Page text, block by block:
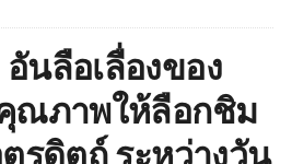
นลือเลื่องของ
ณภาพให้ลือกชิม
รดิตถ์ ระหว่างวัน